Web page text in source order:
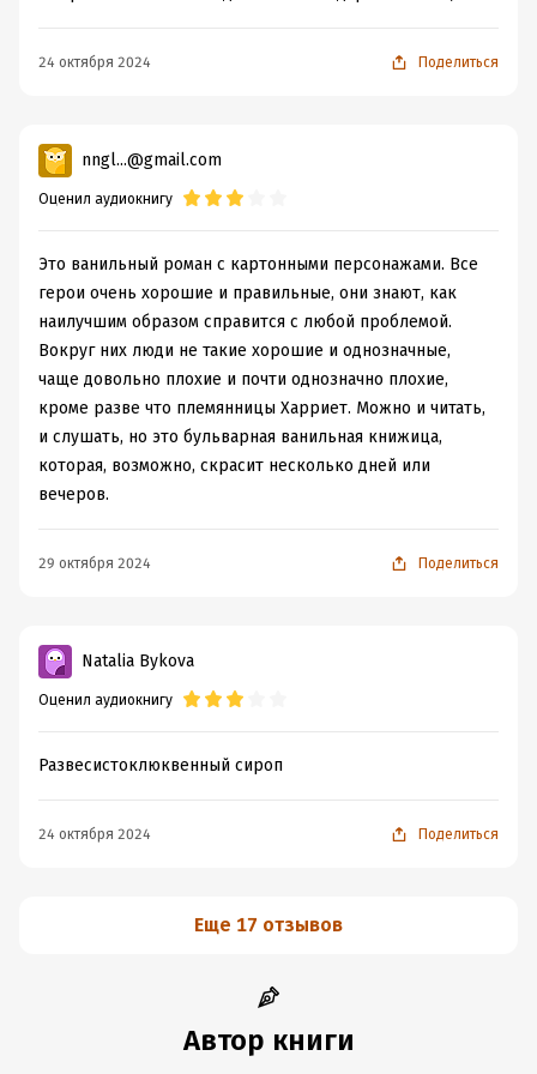
самих. Очень человечный, теплый и трогательный роман,
Внимание! Фонограмма содержит нецензурную брань.
© Monica Wood, 2023
© ООО «Издательский Дом Фантом Пресс», оформление,
издание, 2024
Запись произведена Аудио Издательством ВИМБО
©&℗ ООО «Вимбо», 2024
Продюсеры: Вадим Бух, Михаил Литваков
Дата написания:
Переводчик: Элла Гохмарк
24 октября 2024 Поделиться
nngl...@gmail.com
Оценил аудиокнигу
Это ванильный роман с картонными персонажами. Все
герои очень хорошие и правильные, они знают, как
наилучшим образом справится с любой проблемой.
Вокруг них люди не такие хорошие и однозначные,
чаще довольно плохие и почти однозначно плохие,
кроме разве что племянницы Харриет. Можно и читать,
и слушать, но это бульварная ванильная книжица,
которая, возможно, скрасит несколько дней или
вечеров.
29 октября 2024 Поделиться
Natalia Bykova
Оценил аудиокнигу
Развесистоклюквенный сироп
24 октября 2024 Поделиться
Еще 17 отзывов
Автор книги